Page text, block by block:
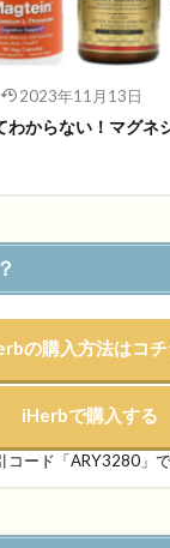
2023年11月13日
わからない！マグネ
の購入方法はコチ
iHerbで購入する
コード「ARY3280」